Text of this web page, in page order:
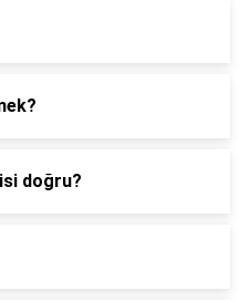
doğru?